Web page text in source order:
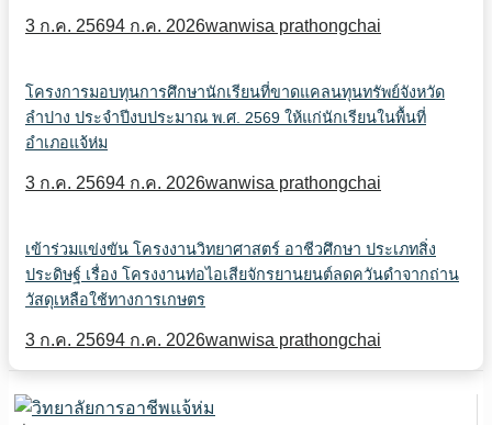
3 ก.ค. 25694 ก.ค. 2026wanwisa prathongchai
โครงการมอบทุนการศึกษานักเรียนที่ขาดแคลนทุนทรัพย์จังหวัด
ลำปาง ประจำปีงบประมาณ พ.ศ. 2569 ให้แก่นักเรียนในพื้นที่
อำเภอแจ้ห่ม
3 ก.ค. 25694 ก.ค. 2026wanwisa prathongchai
เข้าร่วมแข่งขัน โครงงานวิทยาศาสตร์ อาชีวศึกษา ประเภทสิ่ง
ประดิษฐ์ เรื่อง โครงงานท่อไอเสียจักรยานยนต์ลดควันดำจากถ่าน
วัสดุเหลือใช้ทางการเกษตร
3 ก.ค. 25694 ก.ค. 2026wanwisa prathongchai